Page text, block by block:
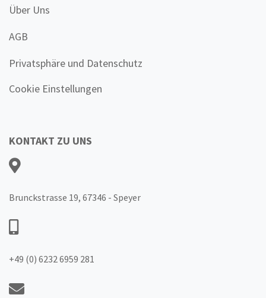
Über Uns
AGB
Privatsphäre und Datenschutz
Cookie Einstellungen
KONTAKT ZU UNS
Brunckstrasse 19, 67346 - Speyer
+49 (0) 6232 6959 281